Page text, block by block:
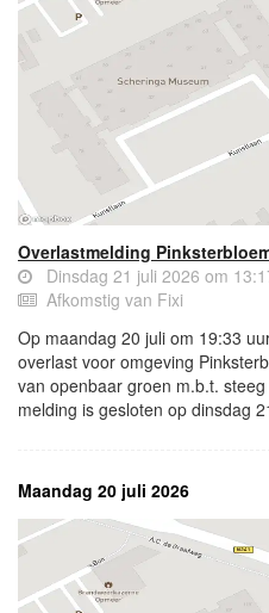
Overlastmelding
Dinsdag 21 juli 2026 om
Afkomstig van Fixi
Op maandag 20 juli om 19:33
overlast voor omgeving
van openbaar groen m.b.t.
melding is gesloten op dinsdag
Maandag 20 juli 2026